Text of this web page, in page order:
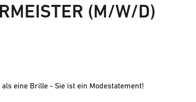
(M/W/D)
eine Brille - Sie ist ein Modestatement!